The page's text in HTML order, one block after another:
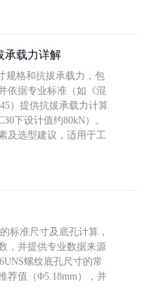
承载力详解
规格和抗拔承载力，包
依据专业标准（如《混
）提供抗拔承载力计算
下设计值约80kN）。
及选型建议，适用于工
标准尺寸及底孔计算，
，并提供专业数据来源
螺纹底孔尺寸的常
荐值（Φ5.18mm），并